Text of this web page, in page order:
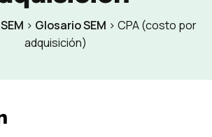
> Glosario SEM > CPA (costo por
adquisición)